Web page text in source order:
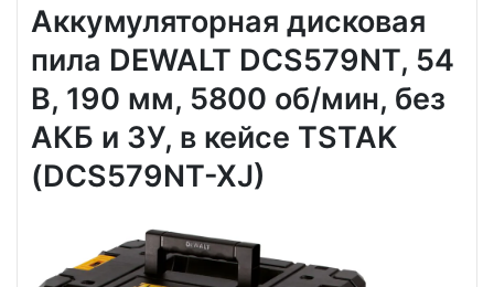
Аккумуляторная дисковая
пила DEWALT DCS579NT, 54
В, 190 мм, 5800 об/мин, без
АКБ и ЗУ, в кейсе TSTAK
(DCS579NT-XJ)